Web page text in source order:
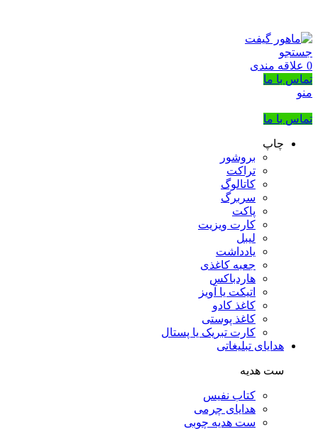
جستجو
0 علاقه مندی
تماس با ما
منو
تماس با ما
چاپ
بروشور
تراکت
کاتالوگ
سربرگ
پاکت
کارت ویزیت
لیبل
یادداشت
جعبه کاغذی
هاردباکس
اتیکت یا آویز
کاغذ کادو
کاغذ پوستی
کارت تبریک یا پستال
هدایای تبلیغاتی
ست هدیه
کتاب نفیس
هدایای چرمی
ست هدیه چوبی